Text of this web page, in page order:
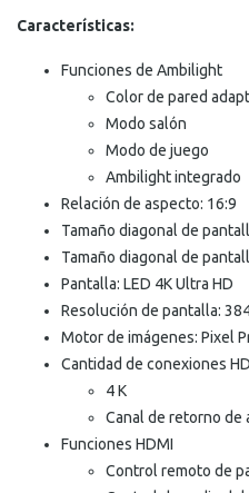
Características:
Funciones de Ambilight
Color de pared
Modo salón
Modo de juego
Ambilight integrado
Relación de aspecto: 16:9
Tamaño diagonal de
Tamaño diagonal de
Pantalla: LED 4K Ultra HD
Resolución de pantalla:
Motor de imágenes: Pixel
Cantidad de conexiones
4 K
Canal de retorno de
Funciones HDMI
Control remoto de